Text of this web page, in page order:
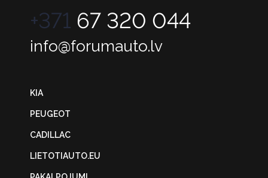
KIA
PEUGEOT
CADILLAC
LIETOTIAUTO.EU
+371 67 320 044
info@forumauto.lv